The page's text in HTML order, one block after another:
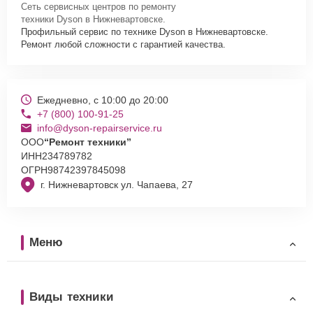
Сеть сервисных центров по ремонту
техники Dyson в Нижневартовске.
Профильный сервис по технике Dyson в Нижневартовске.
Ремонт любой сложности с гарантией качества.
г. Нижневартовск ул. Чапаева, 27
Ежедневно, с 10:00 до 20:00
+7 (800) 100-91-25
info@dyson-repairservice.ru
ООО“Ремонт техники”
ИНН234789782
ОГРН98742397845098
Меню
Виды техники